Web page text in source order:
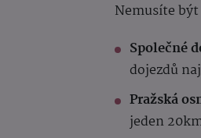
Nemusíte
Společné
dojezdů
Pražská
jeden